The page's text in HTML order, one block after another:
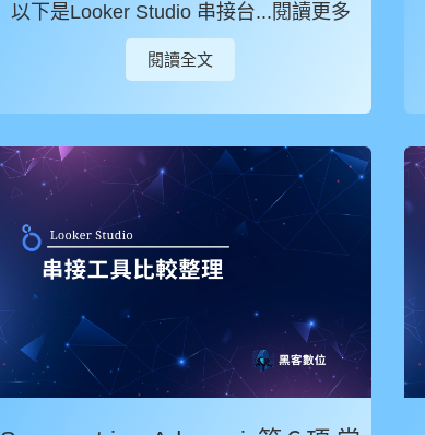
以下是Looker Studio 串接台...閱讀更多
閱讀全文